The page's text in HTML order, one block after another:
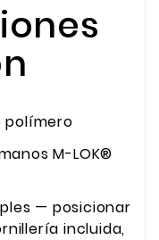
polímero
M-LOK®
— posicionar
incluida,